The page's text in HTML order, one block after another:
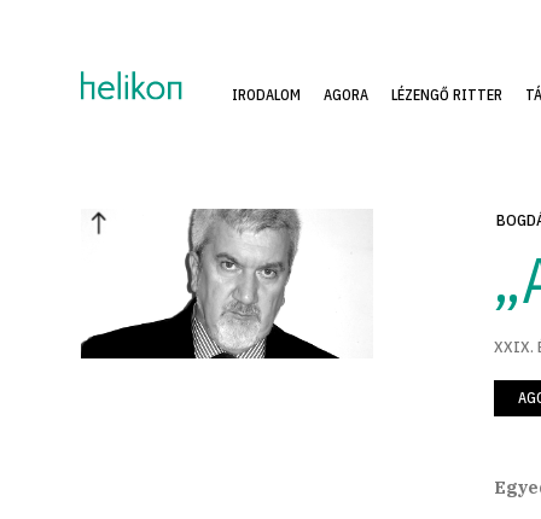
IRODALOM AGORA LÉZENGŐ RITTER
XXIX.